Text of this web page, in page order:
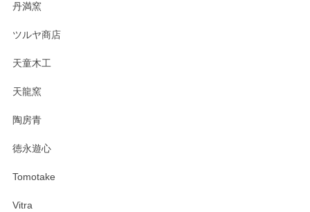
丹満窯
ツルヤ商店
天童木工
天龍窯
陶房青
徳永遊心
Tomotake
Vitra